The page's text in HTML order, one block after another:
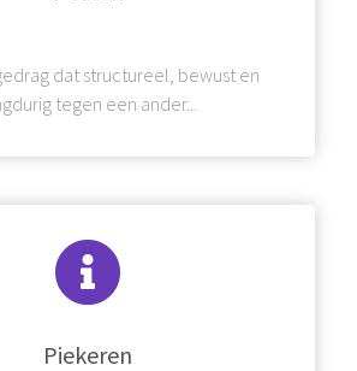
dat structureel, bewust en
tegen een ander...
Piekeren